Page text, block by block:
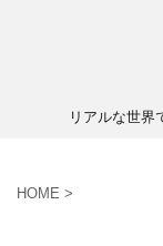
リアルな世界
HOME >